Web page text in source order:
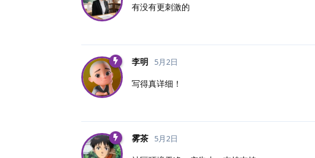
有没有更刺激的
李明 5月2日
写得真详细！
雾茶 5月2日